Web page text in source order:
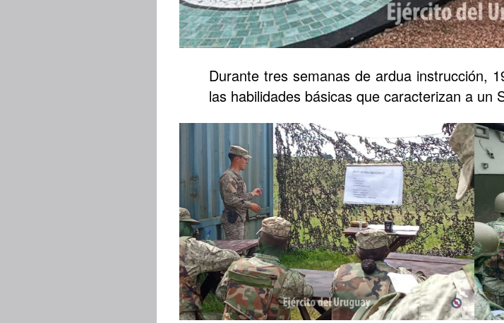
Durante tres semanas de ardua instrucción,
las habilidades básicas que caracterizan a un